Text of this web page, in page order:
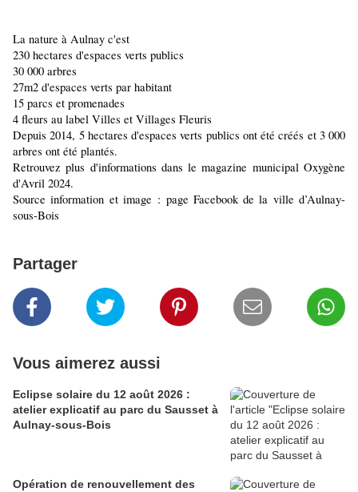
La nature à Aulnay c'est
230 hectares d'espaces verts publics
30 000 arbres
27m2 d'espaces verts par habitant
15 parcs et promenades
4 fleurs au label Villes et Villages Fleuris
Depuis 2014, 5 hectares d'espaces verts publics ont été créés et 3 000
arbres ont été plantés.
Retrouvez plus d'informations dans le magazine municipal Oxygène
d'Avril 2024.
Source information et image : page Facebook de la ville d’Aulnay-
sous-Bois
Partager
Vous aimerez aussi
Eclipse solaire du 12 août 2026 :
atelier explicatif au parc du Sausset à
Aulnay-sous-Bois
Opération de renouvellement des